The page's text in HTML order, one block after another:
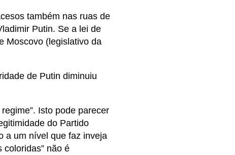
também nas ruas de
Putin. Se a lei de
Moscovo (legislativo da
de Putin diminuiu
Isto pode parecer
do Partido
a um nível que faz inveja
não é